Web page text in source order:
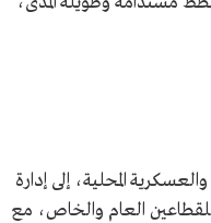
المحلية، إلى إدارة
العام والخاص، مع